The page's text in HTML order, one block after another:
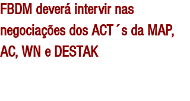
FBDM deverá intervir nas
negociações dos ACT´s da MAP,
AC, WN e DESTAK